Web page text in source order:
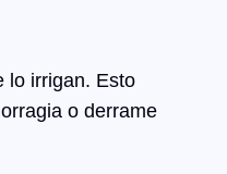
lo irrigan. Esto
o derrame